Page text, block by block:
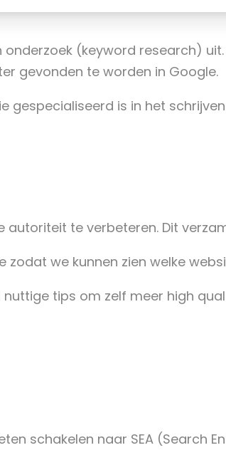
(keyword research)
gevonden te worden in Google.
is in het schrijven
te verbeteren. Dit
we kunnen zien welke
tips om zelf meer high
schakelen naar SEA